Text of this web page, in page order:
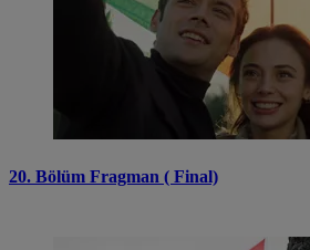
20. Bölüm Fragman ( Final)